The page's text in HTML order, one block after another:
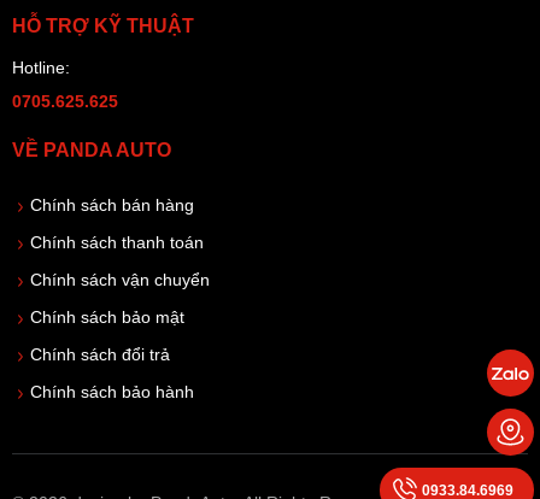
HỖ TRỢ KỸ THUẬT
Hotline:
0705.625.625
VỀ PANDA AUTO
Chính sách bán hàng
Chính sách thanh toán
Chính sách vận chuyển
Chính sách bảo mật
Chính sách đổi trả
Chính sách bảo hành
0933.84.6969